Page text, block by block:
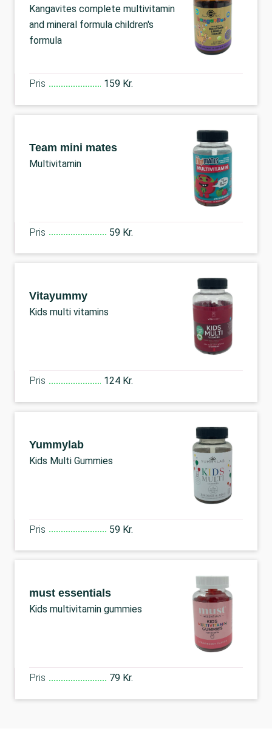
Kangavites complete multivitamin
and mineral formula children's
formula
Pris 159 Kr.
Team mini mates
Multivitamin
Pris 59 Kr.
Vitayummy
Kids multi vitamins
Pris 124 Kr.
Yummylab
Kids Multi Gummies
Pris 59 Kr.
must essentials
Kids multivitamin gummies
Pris 79 Kr.